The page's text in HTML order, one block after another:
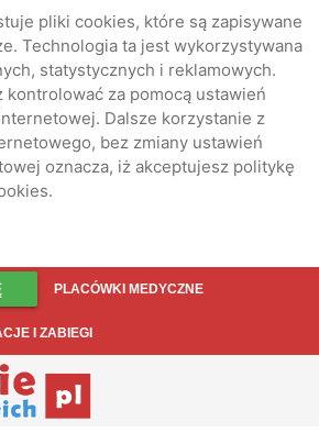
pliki cookies, które są zapisywane
Technologia ta jest wykorzystywana
statystycznych i reklamowych.
kontrolować za pomocą ustawień
Dalsze korzystanie z
bez zmiany ustawień
oznacza, iż akceptujesz politykę
PLACÓWKI MEDYCZNE
I ZABIEGI